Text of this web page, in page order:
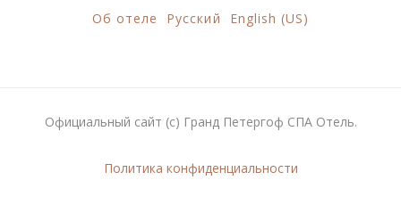
Об отеле Русский English (US)
Официальный сайт (с) Гранд Петергоф СПА Отель.
Политика конфиденциальности